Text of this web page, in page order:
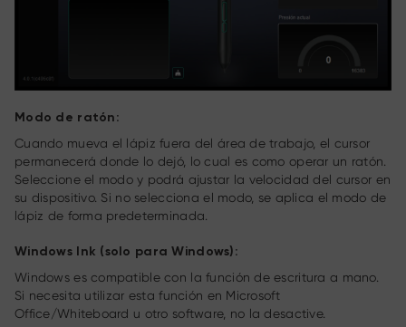
Modo de ratón:
Cuando mueva el lápiz fuera del área de trabajo, el cursor
permanecerá donde lo dejó, lo cual es como operar un ratón.
Seleccione el modo y podrá ajustar la velocidad del cursor en
su dispositivo. Si no selecciona el modo, se aplica el modo de
lápiz de forma predeterminada.
Windows Ink (solo para Windows):
Windows es compatible con la función de escritura a mano.
Si necesita utilizar esta función en Microsoft
Office/Whiteboard u otro software, no la desactive.